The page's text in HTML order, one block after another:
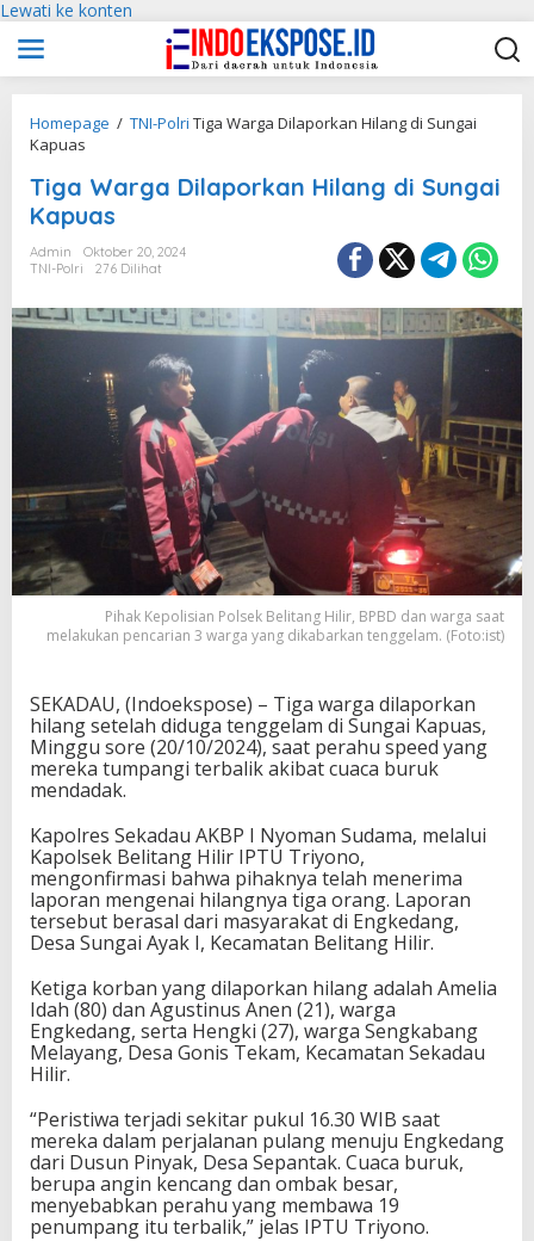
Lewati ke konten
Homepage / TNI-Polri Tiga Warga Dilaporkan Hilang di Sungai
Kapuas
Tiga Warga Dilaporkan Hilang di Sungai
Kapuas
Admin
Oktober 20, 2024
TNI-Polri
276 Dilihat
Pihak Kepolisian Polsek Belitang Hilir, BPBD dan warga saat
melakukan pencarian 3 warga yang dikabarkan tenggelam. (Foto:ist)
SEKADAU, (Indoekspose) – Tiga warga dilaporkan
hilang setelah diduga tenggelam di Sungai Kapuas,
Minggu sore (20/10/2024), saat perahu speed yang
mereka tumpangi terbalik akibat cuaca buruk
mendadak.
Kapolres Sekadau AKBP I Nyoman Sudama, melalui
Kapolsek Belitang Hilir IPTU Triyono,
mengonfirmasi bahwa pihaknya telah menerima
laporan mengenai hilangnya tiga orang. Laporan
tersebut berasal dari masyarakat di Engkedang,
Desa Sungai Ayak I, Kecamatan Belitang Hilir.
Ketiga korban yang dilaporkan hilang adalah Amelia
Idah (80) dan Agustinus Anen (21), warga
Engkedang, serta Hengki (27), warga Sengkabang
Melayang, Desa Gonis Tekam, Kecamatan Sekadau
Hilir.
“Peristiwa terjadi sekitar pukul 16.30 WIB saat
mereka dalam perjalanan pulang menuju Engkedang
dari Dusun Pinyak, Desa Sepantak. Cuaca buruk,
berupa angin kencang dan ombak besar,
menyebabkan perahu yang membawa 19
penumpang itu terbalik,” jelas IPTU Triyono.